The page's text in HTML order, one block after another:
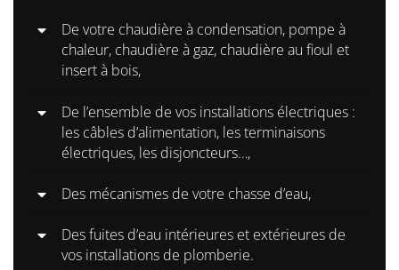
De votre chaudière à condensation, pompe à
chaleur, chaudière à gaz, chaudière au fioul et
insert à bois,
De l’ensemble de vos installations électriques :
les câbles d’alimentation, les terminaisons
électriques, les disjoncteurs…,
Des mécanismes de votre chasse d’eau,
Des fuites d’eau intérieures et extérieures de
vos installations de plomberie.